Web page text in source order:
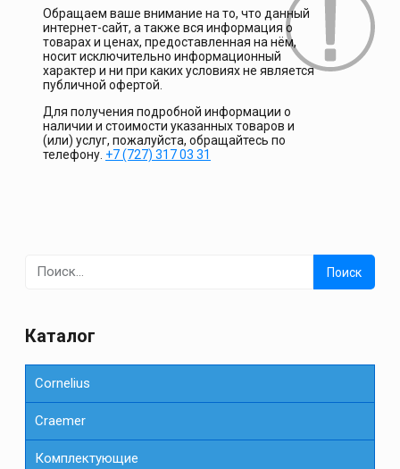
Обращаем ваше внимание на то, что данный
интернет-сайт, а также вся информация о
товарах и ценах, предоставленная на нём,
носит исключительно информационный
характер и ни при каких условиях не является
публичной офертой.
Для получения подробной информации о
наличии и стоимости указанных товаров и
(или) услуг, пожалуйста, обращайтесь по
телефону. +7 (727) 317 03 31
Найти:
Каталог
Cornelius
Сraemer
Комплектующие